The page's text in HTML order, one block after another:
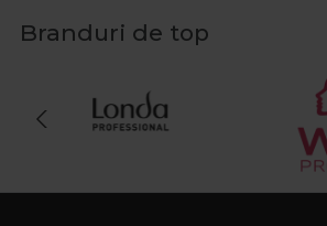
Branduri de top